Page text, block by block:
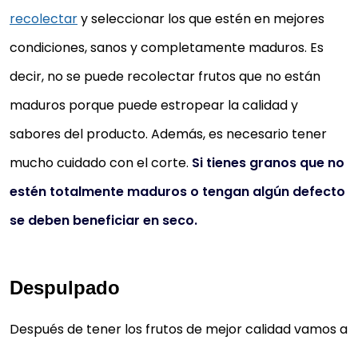
recolectary seleccionar los que estén en mejores
condiciones, sanos y completamente maduros. Es
decir, no se puede recolectar frutos que no están
maduros porque puede estropear la calidad y
sabores del producto. Además, es necesario tener
mucho cuidado con el corte. Si tienes granos que no
estén totalmente maduros o tengan algún defecto
se deben beneficiar en seco.
Despulpado
Después de tener los frutos de mejor calidad vamos a